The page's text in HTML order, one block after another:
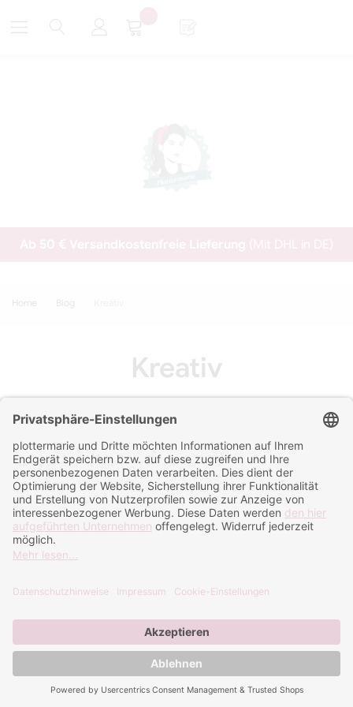
Home Blog
Kreativ
Blog Menu
Kategorien
Kreativ(8)
Tipps und Tricks(7)
Anleitungen (9)
Suche im Blog
Neueste Beiträge